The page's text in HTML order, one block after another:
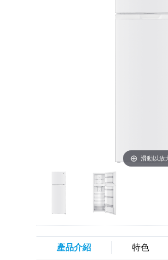
滑動以放
產品介紹 特色